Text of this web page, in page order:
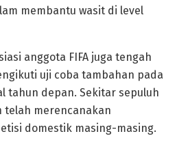
membantu wasit di level
anggota FIFA juga tengah
uji coba tambahan pada
tahun depan. Sekitar sepuluh
telah merencanakan
domestik masing-masing.